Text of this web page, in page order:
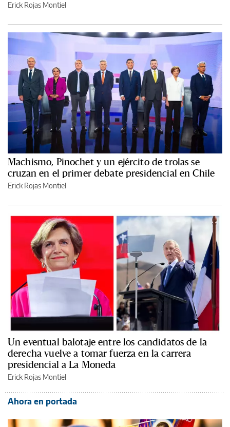
Erick Rojas Montiel
Machismo, Pinochet y un ejército de trolas se
cruzan en el primer debate presidencial en Chile
Erick Rojas Montiel
Un eventual balotaje entre los candidatos de la
derecha vuelve a tomar fuerza en la carrera
presidencial a La Moneda
Erick Rojas Montiel
Ahora en portada